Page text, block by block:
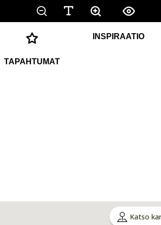
TAPAHTUMAT
INSPIRAATIO
Katso